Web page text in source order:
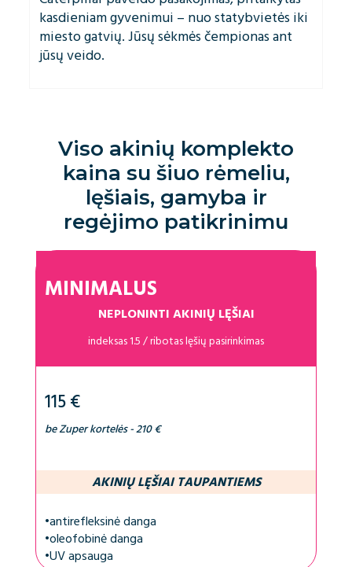
kasdieniam gyvenimui – nuo statybvietės iki
miesto gatvių. Jūsų sėkmės čempionas ant
jūsų veido.
Viso akinių komplekto
kaina su šiuo rėmeliu,
lęšiais, gamyba ir
regėjimo patikrinimu
MINIMALUS
NEPLONINTI AKINIŲ LĘŠIAI
indeksas 1.5 / ribotas lęšių pasirinkimas
115 €
be Zuper kortelės - 210 €
AKINIŲ LĘŠIAI TAUPANTIEMS
•antirefleksinė danga
•oleofobinė danga
•UV apsauga